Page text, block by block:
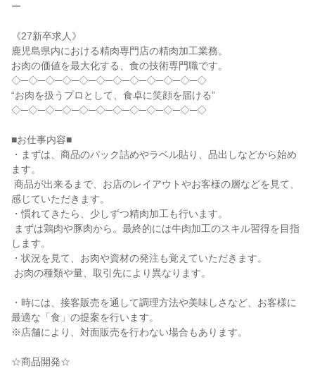
ー
《27新卒求人》
鹿児島県内における精肉専門店の精肉加工業務。
お肉の価値を最大化する、食の技術専門職です。
◇─◇─◇─◇─◇─◇─◇─◇─◇─◇─◇─◇
“お肉を扱うプロとして、食卓に笑顔を届ける”
◇─◇─◇─◇─◇─◇─◇─◇─◇─◇─◇─◇
■お仕事内容■
・まずは、商品のパック詰めやラベル貼り、品出しなどから始め
ます。
感じていただきます。
・慣れてきたら、少しずつ精肉加工も行います。
します。
・状況を見て、お肉や資材の発注も覚えていただきます。
・時には、接客販売を通して調理方法や美味しさなど、お客様に
最適な「食」の提案を行います。
※店舗により、対面販売を行わない場合もあります。
☆商品開発☆